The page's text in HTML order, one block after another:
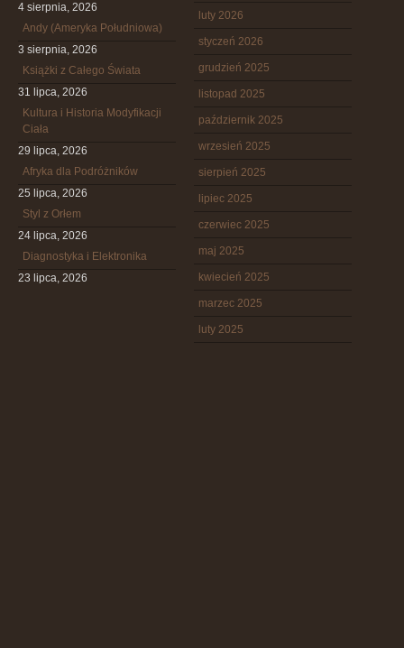
4 sierpnia, 2026
Andy (Ameryka Południowa)
3 sierpnia, 2026
Książki z Całego Świata
31 lipca, 2026
Kultura i Historia Modyfikacji
Ciała
29 lipca, 2026
Afryka dla Podróżników
25 lipca, 2026
Styl z Orłem
24 lipca, 2026
Diagnostyka i Elektronika
23 lipca, 2026
luty 2026
styczeń 2026
grudzień 2025
listopad 2025
październik 2025
wrzesień 2025
sierpień 2025
lipiec 2025
czerwiec 2025
maj 2025
kwiecień 2025
marzec 2025
luty 2025